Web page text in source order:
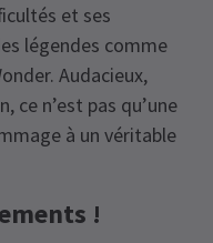
et ses
légendes comme
Audacieux,
n’est pas qu’une
à un véritable
!